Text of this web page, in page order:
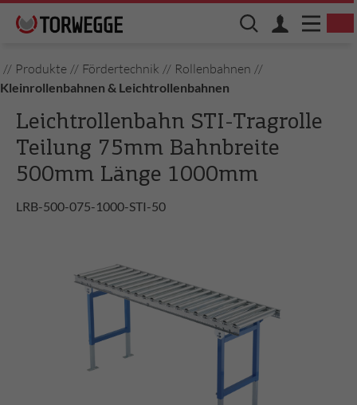
// Produkte // Fördertechnik // Rollenbahnen //
Kleinrollenbahnen & Leichtrollenbahnen
Leichtrollenbahn STI-Tragrolle
Teilung 75mm Bahnbreite
500mm Länge 1000mm
LRB-500-075-1000-STI-50